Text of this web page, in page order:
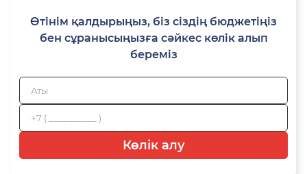
Өтінім қалдырыңыз, біз сіздің бюджетіңіз
бен сұранысыңызға сәйкес көлік алып
береміз
Көлік алу